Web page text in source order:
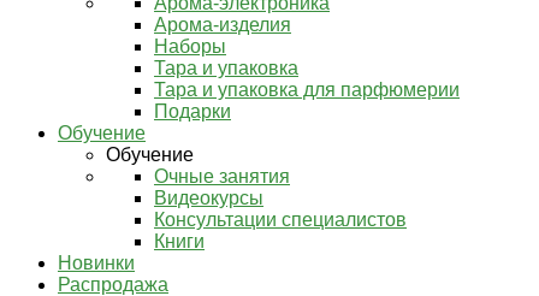
Арома-изделия
Наборы
Тара и упаковка
Тара и упаковка для парфюмерии
Подарки
Обучение
Обучение
Очные занятия
Видеокурсы
Консультации специалистов
Книги
Новинки
Распродажа